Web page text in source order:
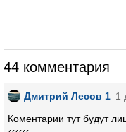
44 комментария
Дмитрий Лесов 1 1
Коментарии тут будут